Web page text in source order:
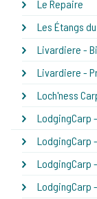
Le Repaire
Les Étangs
Livardiere -
Livardiere -
Loch'ness
LodgingCarp
LodgingCarp
LodgingCarp
LodgingCarp